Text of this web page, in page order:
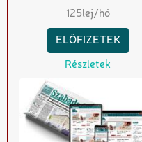
125lej/hó
ELŐFIZETEK
Részletek